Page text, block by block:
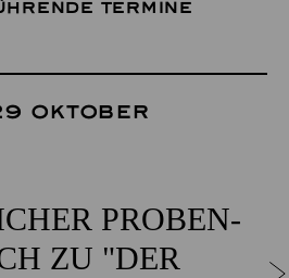
Termine
Oktober
PROBEN­
ZU "DER